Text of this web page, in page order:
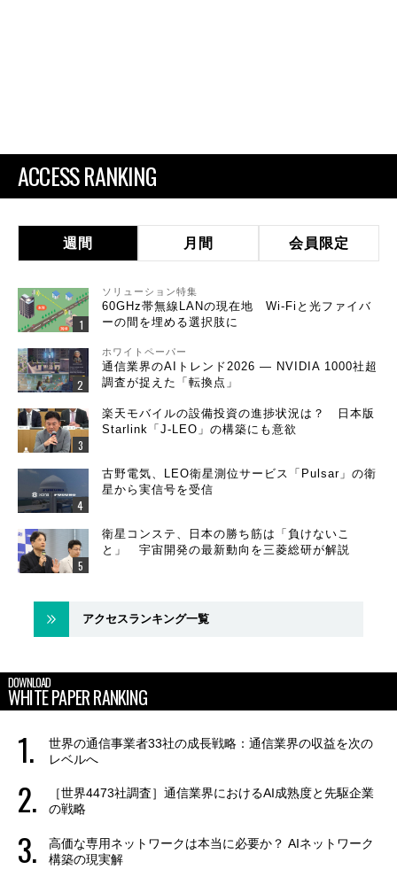
ACCESS RANKING
週間 月間 会員限定
ソリューション特集
60GHz帯無線LANの現在地 Wi-Fiと光ファイバ
ーの間を埋める選択肢に
ホワイトペーパー
通信業界のAIトレンド2026 ― NVIDIA 1000社超
調査が捉えた「転換点」
楽天モバイルの設備投資の進捗状況は？ 日本版
Starlink「J-LEO」の構築にも意欲
古野電気、LEO衛星測位サービス「Pulsar」の衛
星から実信号を受信
衛星コンステ、日本の勝ち筋は「負けないこ
と」 宇宙開発の最新動向を三菱総研が解説
アクセスランキング一覧
DOWNLOAD
WHITE PAPER RANKING
世界の通信事業者33社の成長戦略：通信業界の収益を次の
レベルへ
［世界4473社調査］通信業界におけるAI成熟度と先駆企業
の戦略
高価な専用ネットワークは本当に必要か？ AIネットワーク
構築の現実解